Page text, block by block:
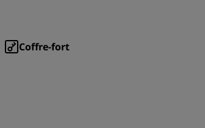
Coffre-fort